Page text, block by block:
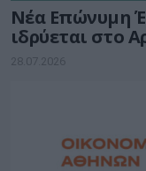
Νέα Επώνυμη
ιδρύεται στο
28.07.2026